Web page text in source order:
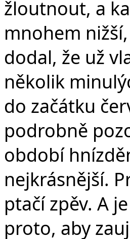
žloutnout, a
mnohem
dodal, že už
několik
do začátku
podrobně
období
nejkrásnější.
ptačí zpěv. A
proto, aby